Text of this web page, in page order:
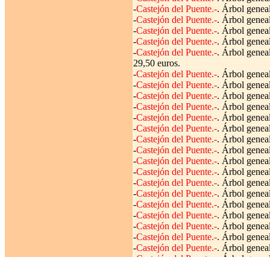
-Castejón del Puente.-. Árbol
-Castejón del Puente.-. Árbol
-Castejón del Puente.-. Árbol
-Castejón del Puente.-. Árbol
-Castejón del Puente.-. Árbol
29,50 euros.
-Castejón del Puente.-. Árbol
-Castejón del Puente.-. Árbol
-Castejón del Puente.-. Árbol
-Castejón del Puente.-. Árbol
-Castejón del Puente.-. Árbol
-Castejón del Puente.-. Árbol
-Castejón del Puente.-. Árbol
-Castejón del Puente.-. Árbol
-Castejón del Puente.-. Árbol
-Castejón del Puente.-. Árbol
-Castejón del Puente.-. Árbol
-Castejón del Puente.-. Árbol
-Castejón del Puente.-. Árbol
-Castejón del Puente.-. Árbol
-Castejón del Puente.-. Árbol
-Castejón del Puente.-. Árbol
-Castejón del Puente.-. Árbol